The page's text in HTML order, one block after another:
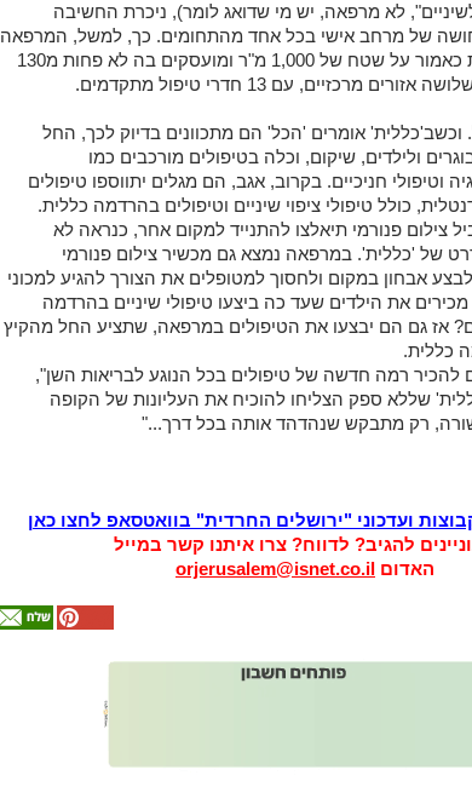
לא מרפאה, יש מי שדואג לומר), ניכרת החשיבה
של מרחב אישי בכל אחד מהתחומים. כך, למשל, המרפאה
הענקית שמשתרעת כאמור על שטח של 1,000 מ"ר ומועסקים בה לא פחות מ130
מרכזיים, עם 13 חדרי טיפול מתקדמים.
אומרים 'הכל' הם מתכוונים בדיוק לכך, החל
ולילדים, שיקום, וכלה בטיפולים מורכבים כמו
וטיפולי חניכיים. בקרוב, אגב, הם מגלים יתווספו טיפולים
כולל טיפולי ציפוי שיניים וטיפולים בהרדמה כללית.
צילום פנורמי תיאלצו להתנייד למקום אחר, כנראה לא
של 'כללית'. במרפאה נמצא גם מכשיר צילום פנורמי
אבחון במקום ולחסוך למטופלים את הצורך להגיע למכוני
מכירים את הילדים שעד כה ביצעו טיפולי שיניים בהרדמה
אז גם הם יבצעו את הטיפולים במרפאה, שתציע החל מהקיץ
כללית.
להכיר רמה חדשה של טיפולים בכל הנוגע לבריאות השן",
שללא ספק הצליחו להוכיח את העליונות של הקופה
רק מתבקש שנהדהד אותה בכל דרך..."
ועדכוני "ירושלים החרדית" בוואטסאפ לחצו כאן
להגיב? לדווח? צרו איתנו קשר במייל
האדום orjerusalem@isnet.co.il